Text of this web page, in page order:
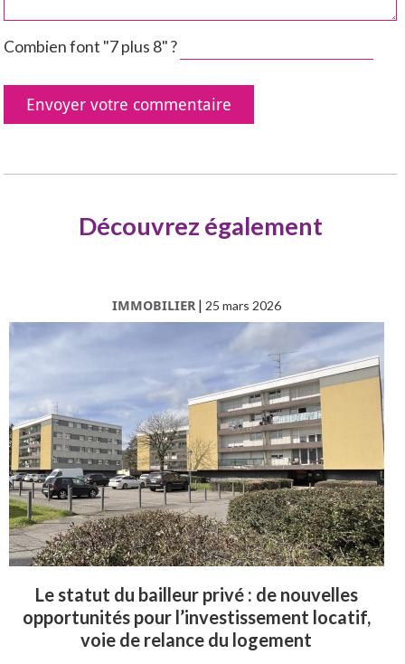
Combien font "7 plus 8" ?
Découvrez également
IMMOBILIER| 25 mars 2026
Le statut du bailleur privé : de nouvelles
opportunités pour l’investissement locatif,
voie de relance du logement